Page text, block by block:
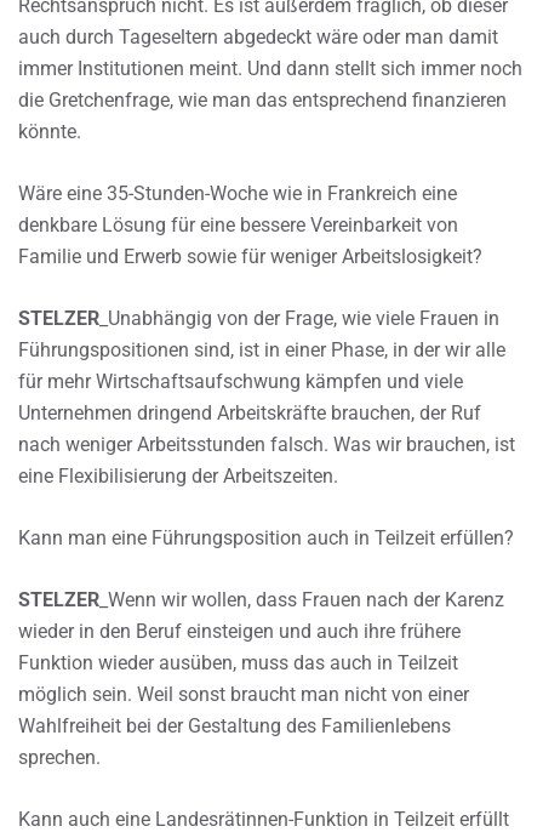
Rechtsanspruch nicht. Es ist außerdem fraglich, ob dieser
auch durch Tageseltern abgedeckt wäre oder man damit
immer Institutionen meint. Und dann stellt sich immer noch
die Gretchenfrage, wie man das entsprechend finanzieren
könnte.
Wäre eine 35-Stunden-Woche wie in Frankreich eine
denkbare Lösung für eine bessere Vereinbarkeit von
Familie und Erwerb sowie für weniger Arbeitslosigkeit?
STELZER _Unabhängig von der Frage, wie viele Frauen in
Führungspositionen sind, ist in einer Phase, in der wir alle
für mehr Wirtschaftsaufschwung kämpfen und viele
Unternehmen dringend Arbeitskräfte brauchen, der Ruf
nach weniger Arbeitsstunden falsch. Was wir brauchen, ist
eine Flexibilisierung der Arbeitszeiten.
Kann man eine Führungsposition auch in Teilzeit erfüllen?
STELZER _Wenn wir wollen, dass Frauen nach der Karenz
wieder in den Beruf einsteigen und auch ihre frühere
Funktion wieder ausüben, muss das auch in Teilzeit
möglich sein. Weil sonst braucht man nicht von einer
Wahlfreiheit bei der Gestaltung des Familienlebens
sprechen.
Kann auch eine Landesrätinnen-Funktion in Teilzeit erfüllt